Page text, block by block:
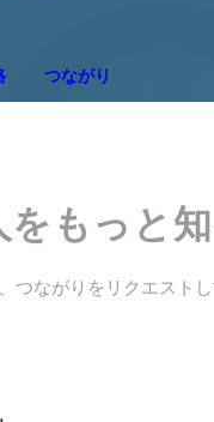
つながり
もっと
つながりをリクエスト